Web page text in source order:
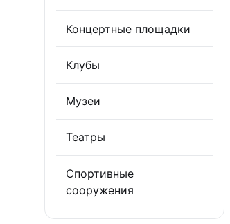
Концертные площадки
Клубы
Музеи
Театры
Спортивные
сооружения